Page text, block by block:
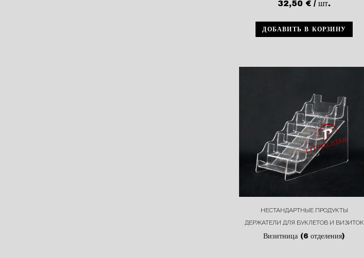
32,50 € / шт.
ДОБАВИТЬ В КОРЗИНУ
НЕСТАНДАРТНЫЕ ПРОДУКТЫ
ДЕРЖАТЕЛИ ДЛЯ БУКЛЕТОВ И ВИЗИТОК
Визитница (6 отделения)